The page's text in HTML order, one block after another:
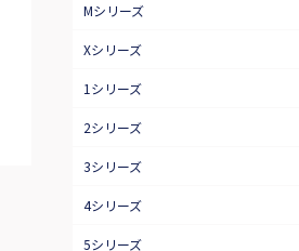
Mシリーズ
Xシリーズ
1シリーズ
2シリーズ
3シリーズ
4シリーズ
5シリーズ